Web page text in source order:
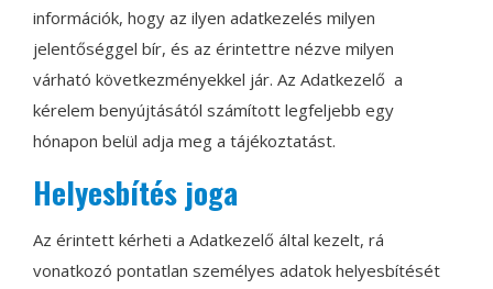
információk, hogy az ilyen adatkezelés milyen
jelentőséggel bír, és az érintettre nézve milyen
várható következményekkel jár. Az Adatkezelő a
kérelem benyújtásától számított legfeljebb egy
hónapon belül adja meg a tájékoztatást.
Helyesbítés joga
Az érintett kérheti a Adatkezelő által kezelt, rá
vonatkozó pontatlan személyes adatok helyesbítését